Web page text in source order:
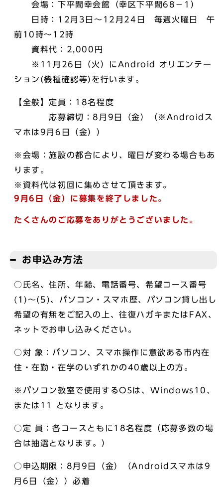
会場：下平間幸会館（幸区下平間68－1）
日時：12月3日～12月24日 毎週火曜日 午
前10時～12時
資料代：2,000円
※11月26日（火）にAndroid オリエンテー
ション(機種確認等)を行います。
【全般】定員：18名程度
応募締切：8月9日（金）（※Androidス
マホは9月6日（金））
※会場：施設の都合により、曜日が変わる場合もあ
ります。
※資料代は初回に集めさせて頂きます。
9月6日（金）に募集を終了しました。
たくさんのご応募をありがとうございました。
お申込み方法
○氏名、住所、年齢、電話番号、希望コース番号
(1)～(5)、パソコン・スマホ歴、パソコン貸し出し
希望の有無をご記入の上、往復ハガキまたはFAX、
ネットでお申し込みください。
○対 象：パソコン、スマホ操作に意欲ある市内在
住・在勤・在学のいずれかの40歳以上の方。
※パソコン教室で使用するOSは、Windows10、
または11 となります。
○定 員：各コースともに18名程度（応募多数の場
合は抽選となります。）
○申込期限：8月9日（金）（Androidスマホは9
月6日（金））必着